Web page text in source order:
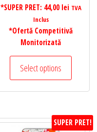
*SUPER PRET: 44,00 lei TVA
Inclus
*Ofertă Competitivă
Monitorizată
Select options
SUPER PRET!